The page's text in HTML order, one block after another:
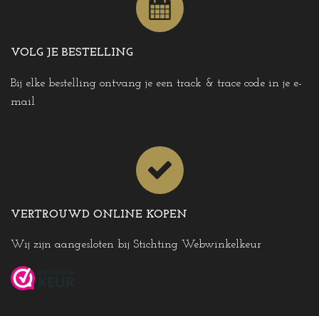
VOLG JE BESTELLING
Bij elke bestelling ontvang je een track & trace code in je e-
mail
VERTROUWD ONLINE KOPEN
Wij zijn aangesloten bij Stichting Webwinkelkeur